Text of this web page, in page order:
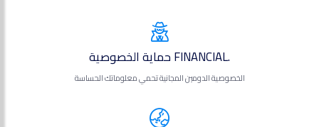
.FINANCIAL حماية الخصوصية
الخصوصية الدومين المجانية تحمي معلوماتك الحساسة